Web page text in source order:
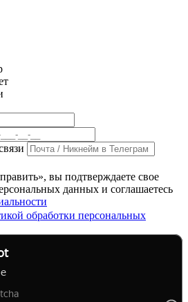
вы подтверждаете свое
данных и соглашаетесь
обработки персональных